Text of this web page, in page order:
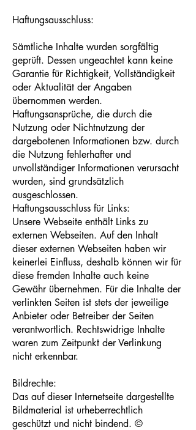
Haftungsausschluss:
Sämtliche Inhalte wurden sorgfältig
geprüft. Dessen ungeachtet kann keine
Garantie für Richtigkeit, Vollständigkeit
oder Aktualität der Angaben
übernommen werden.
Haftungsansprüche, die durch die
Nutzung oder Nichtnutzung der
dargebotenen Informationen bzw. durch
die Nutzung fehlerhafter und
unvollständiger Informationen verursacht
wurden, sind grundsätzlich
ausgeschlossen.
Haftungsausschluss für Links:
Unsere Webseite enthält Links zu
externen Webseiten. Auf den Inhalt
dieser externen Webseiten haben wir
keinerlei Einfluss, deshalb können wir für
diese fremden Inhalte auch keine
Gewähr übernehmen. Für die Inhalte der
verlinkten Seiten ist stets der jeweilige
Anbieter oder Betreiber der Seiten
verantwortlich. Rechtswidrige Inhalte
waren zum Zeitpunkt der Verlinkung
nicht erkennbar.
Bildrechte:
Das auf dieser Internetseite dargestellte
Bildmaterial ist urheberrechtlich
geschützt und nicht bindend. ©